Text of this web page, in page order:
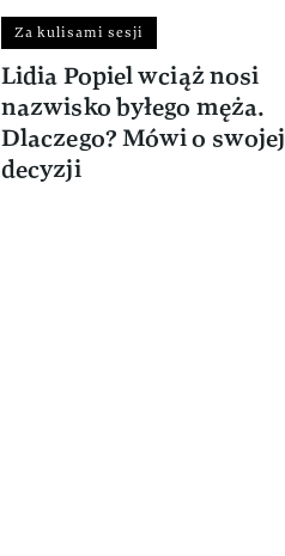
Za kulisami sesji
Lidia Popiel wciąż nosi
nazwisko byłego męża.
Dlaczego? Mówi o swojej
decyzji